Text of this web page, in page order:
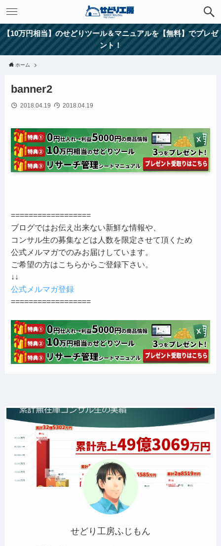
【10万円相当】のせどりツール＆マニュアルを【無料】でプレゼ
ント！
ホーム
banner2
2018.04.19 2018.04.19
==================
ブログではお伝え出来ない新鮮な情報や、
コンサル生の募集などは人数を限定させて頂くため
公式メルマガでのみお届けしています。
ご希望の方はこちらからご登録下さい。
↓↓
公式メルマガ登録
==================
せどり工房ふじもん